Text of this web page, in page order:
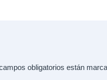
obligatorios están